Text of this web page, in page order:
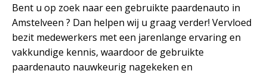
Bent u op zoek naar een gebruikte paardenauto in
Amstelveen ? Dan helpen wij u graag verder! Vervloed
bezit medewerkers met een jarenlange ervaring en
vakkundige kennis, waardoor de gebruikte
paardenauto nauwkeurig nagekeken en